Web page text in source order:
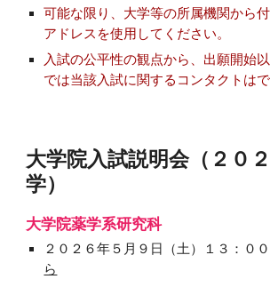
可能な限り、大学等の所属機関から
アドレスを使用してください。
入試の公平性の観点から、出願開始
では当該入試に関するコンタクトはで
大学院入試説明会（２０
学）
大学院薬学系研究科
２０２６年５月９日（土）１３：０
ら